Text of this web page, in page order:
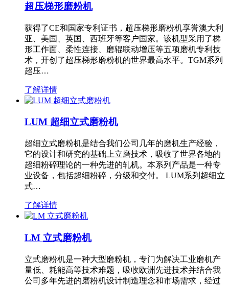
超压梯形磨粉机
获得了CE和国家专利证书，超压梯形磨粉机享誉澳大利
亚、美国、英国、西班牙等客户国家。该机型采用了梯
形工作面、柔性连接、磨辊联动增压等五项磨机专利技
术，开创了超压梯形磨粉机的世界最高水平。TGM系列
超压…
了解详情
LUM 超细立式磨粉机
超细立式磨粉机是结合我们公司几年的磨机生产经验，
它的设计和研究的基础上立磨技术，吸收了世界各地的
超细粉碎理论的一种先进的轧机。本系列产品是一种专
业设备，包括超细粉碎，分级和交付。 LUM系列超细立
式…
了解详情
LM 立式磨粉机
立式磨粉机是一种大型磨粉机，专门为解决工业磨机产
量低、耗能高等技术难题，吸收欧洲先进技术并结合我
公司多年先进的磨粉机设计制造理念和市场需求，经过